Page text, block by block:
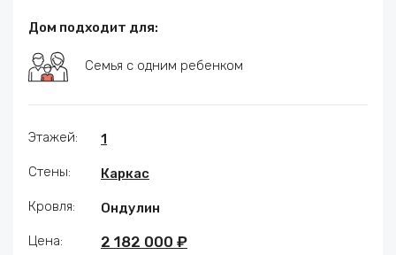
Дом подходит для:
Семья с одним ребенком
Этажей: 1
Стены: Каркас
Кровля: Ондулин
Цена: 2 182 000 ₽